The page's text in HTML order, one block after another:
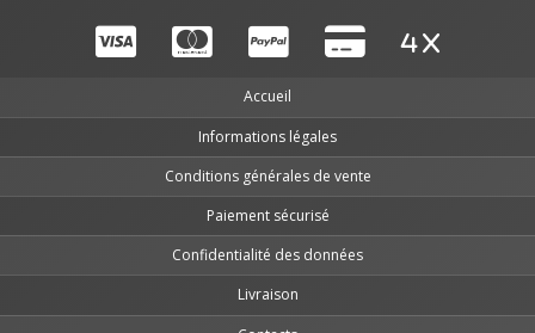
Accueil
Informations légales
Conditions générales de vente
Paiement sécurisé
Confidentialité des données
Livraison